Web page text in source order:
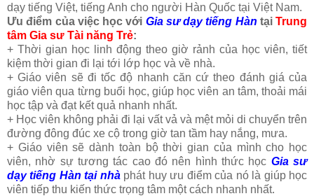
dạy tiếng Việt, tiếng Anh cho người Hàn Quốc tại Việt Nam.
Ưu điểm của việc học với Gia sư dạy tiếng Hàn tại Trung
tâm Gia sư Tài năng Trẻ:
+ Thời gian học linh động theo giờ rảnh của học viên, tiết
kiệm thời gian đi lại tới lớp học và về nhà.
+ Giáo viên sẽ đi tốc độ nhanh căn cứ theo đánh giá của
giáo viên qua từng buổi học, giúp học viên an tâm, thoải mái
học tập và đạt kết quả nhanh nhất.
+ Học viên không phải đi lại vất vả và mệt mỏi di chuyển trên
đường đông đúc xe cộ trong giờ tan tầm hay nắng, mưa.
+ Giáo viên sẽ dành toàn bộ thời gian của mình cho học
viên, nhờ sự tương tác cao đó nên hình thức học Gia sư
dạy tiếng Hàn tại nhàphát huy ưu điểm của nó là giúp học
viên tiếp thu kiến thức trọng tâm một cách nhanh nhất.